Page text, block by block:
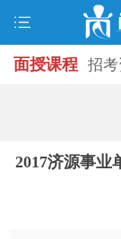
面授课程 招
2017济源事业